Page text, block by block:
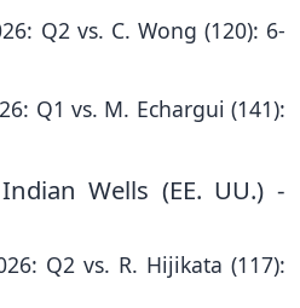
Q2 vs. C. Wong (120): 6-
Q1 vs. M. Echargui (141):
Wells (EE. UU.) -
Q2 vs. R. Hijikata (117):